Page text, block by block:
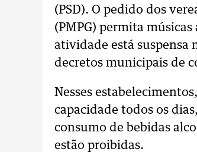
(PSD). O pedido dos
(PMPG) permita
atividade está suspensa
decretos municipais de
Nesses
capacidade todos os
consumo de bebidas
estão proibidas.